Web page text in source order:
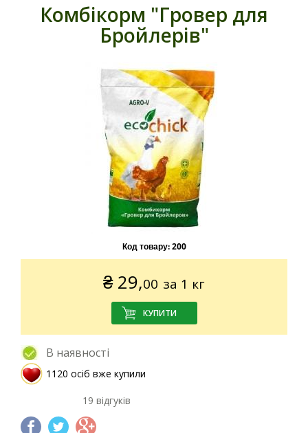
Комбікорм "Гровер для
Бройлерів"
Код товару:200
₴ 29,00 за 1 кг
В наявності
1120 осіб вже купили
19 відгуків